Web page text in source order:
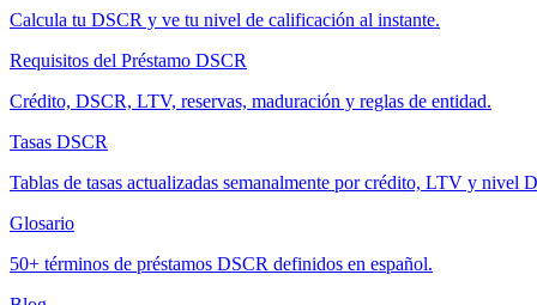
Calcula tu DSCR y ve tu nivel de calificación al instante.
Requisitos del Préstamo DSCR
Crédito, DSCR, LTV, reservas, maduración y reglas de entidad.
Tasas DSCR
Tablas de tasas actualizadas semanalmente por crédito, LTV y nivel
Glosario
50+ términos de préstamos DSCR definidos en español.